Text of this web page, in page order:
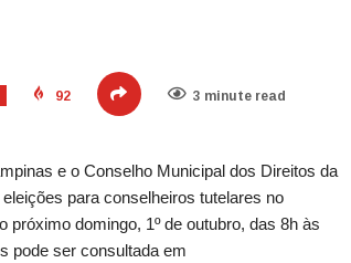
92 3 minute read
e o Conselho Municipal dos Direitos da
para conselheiros tutelares no
próximo domingo, 1º de outubro, das 8h às
pode ser consultada em